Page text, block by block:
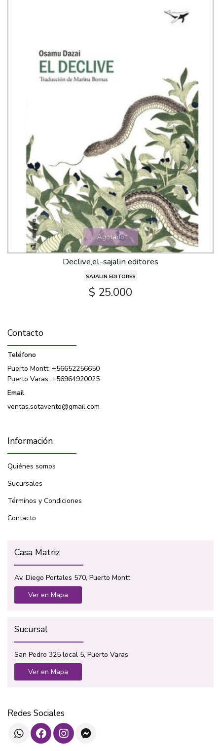
Agotado
Declive,el-sajalin editores
SAJALIN EDITORES
$ 25.000
Contacto
Teléfono
Puerto Montt: +56652256650
Puerto Varas: +56964920025
Email
ventas.sotavento@gmail.com
Información
Quiénes somos
Sucursales
Términos y Condiciones
Contacto
Casa Matriz
Av. Diego Portales 570, Puerto Montt
Ver en Mapa
Sucursal
San Pedro 325 local 5, Puerto Varas
Ver en Mapa
Redes Sociales